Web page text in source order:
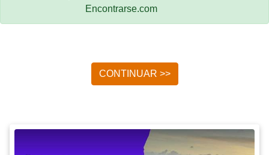
Encontrarse.com
CONTINUAR >>